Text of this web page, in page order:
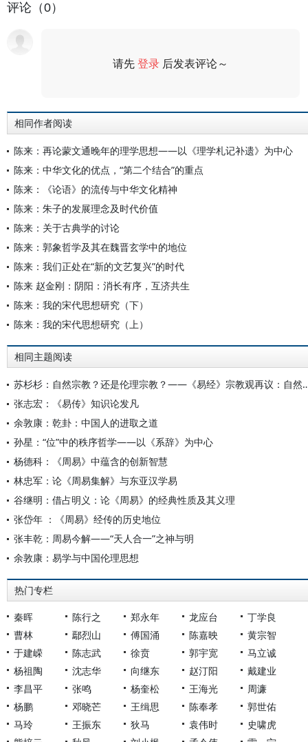
评论（0）
请先登录 后发表评论～
相同作者阅读
陈来：再论蒙文通晚年的理学思想——以《理学札记补遗》为中心
陈来：中华文化的优点，“第二个结合”的重点
陈来：《论语》的流传与中华文化精神
陈来：朱子的发展理念及时代价值
陈来：关于古典学的讨论
陈来：郭象哲学及其在魏晋玄学中的地位
陈来：我们正处在“新的文艺复兴”的时代
陈来 赵金刚：阴阳：消长有序，互济共生
陈来：我的宋代思想研究（下）
陈来：我的宋代思想研究（上）
相同主题阅读
苏杉杉：自然宗教？还是伦理宗教？——《易经
张志宏：《易传》知识论发凡
余敦康：乾卦：中国人的进取之道
孙星：“位”中的秩序哲学——以《系辞》为中心
杨德科：《周易》中蕴含的创新智慧
林忠军：论《周易集解》与东亚汉学易
谷继明：借占明义：论《周易》的经典性质及其义理
张岱年 ：《周易》经传的历史地位
张丰乾：周易今解——“天人合一”之神与明
余敦康：易学与中国伦理思想
热门专栏
秦晖 陈行之 郑永年 龙应台
丁学良
曹林
鄢烈山 傅国涌 陈嘉映
黄宗智
于建嵘
陈志武 徐贲 郭宇宽
马立诚
杨祖陶
沈志华 向继东 赵汀阳
戴建业
李昌平
张鸣 杨奎松 王海光
周濂
杨鹏
邓晓芒 王缉思 陈奉孝
郭世佑
马玲
王振东 狄马 袁伟时
史啸虎